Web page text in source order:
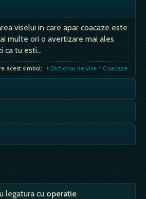
viselui in care apar coacaze este
multe ori o avertizare mai ales
ca tu esti…
acest simbol: Dictionar de vise ~ Coacaze
neplacuta de cele mai multe
de vedere simbolic, se poate
renuntarea la instinctele violente
acest simbol:
si notiunea de suferinta, ideea
viseaza este…
acest simbol: Dictionar de vise ~ Anestezie
legatura cu operatie